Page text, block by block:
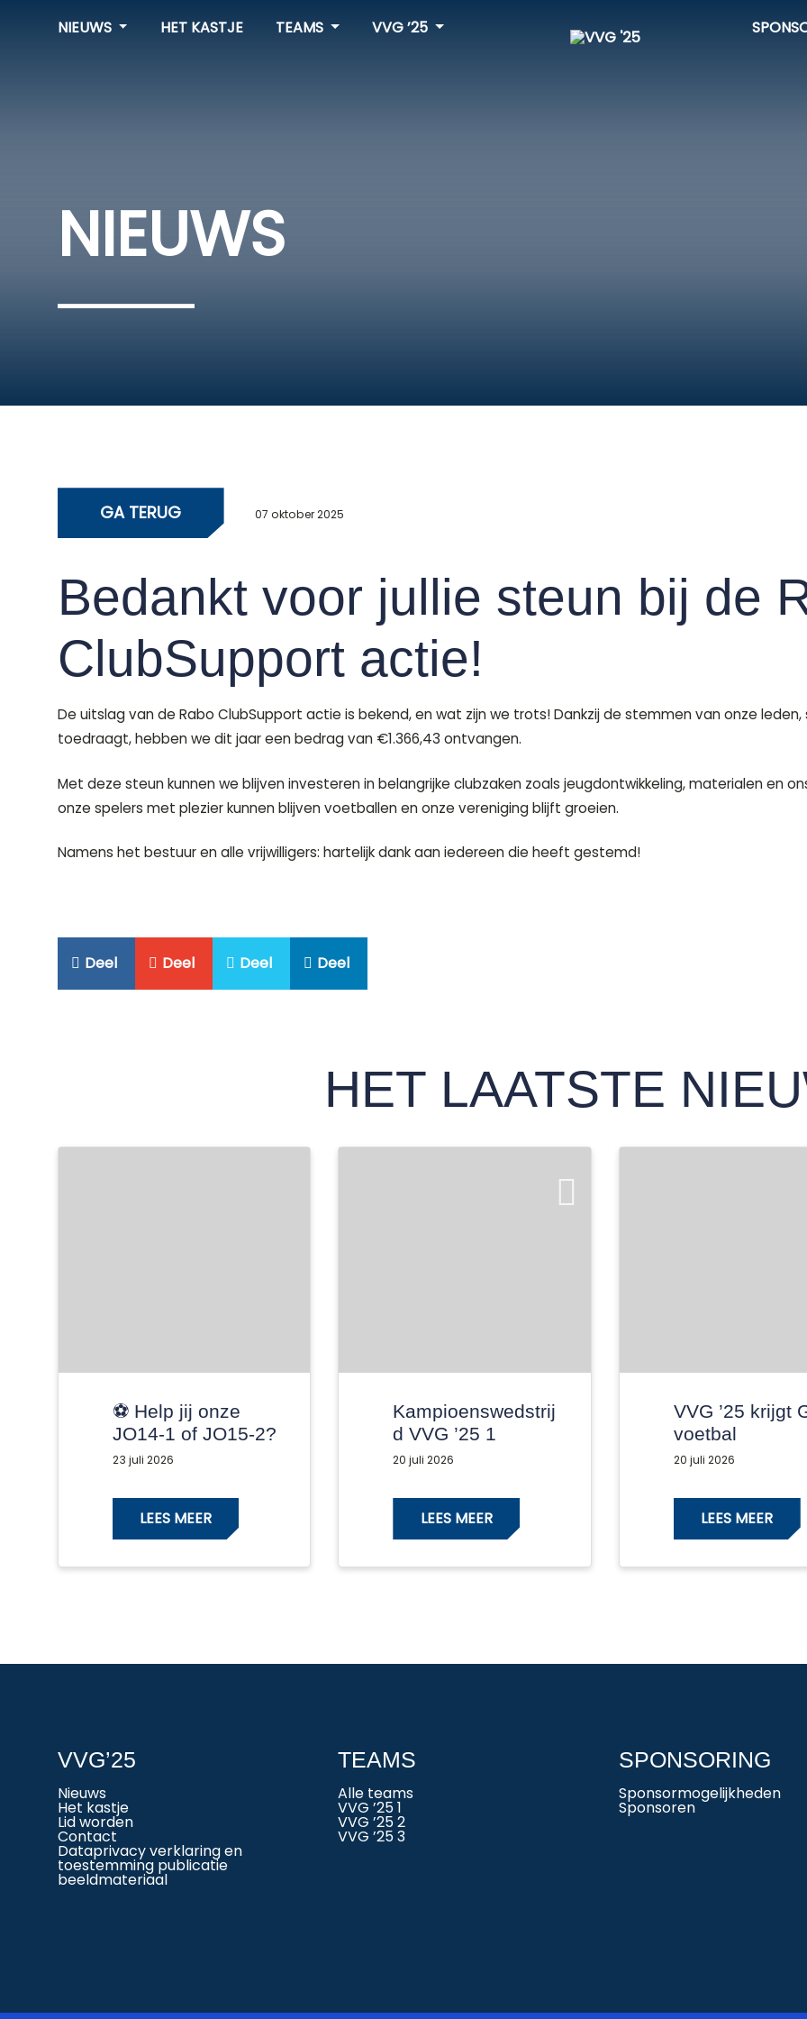
NIEUWS HET KASTJE TEAMS VVG ’25
NIEUWS
GA TERUG 07 oktober 2025
Bedankt voor jullie steun bij de
ClubSupport actie!
De uitslag van de Rabo ClubSupport actie is bekend, en wat zijn we trots! Dankzij de stemmen van onze
toedraagt, hebben we dit jaar een bedrag van €1.366,43 ontvangen.
Met deze steun kunnen we blijven investeren in belangrijke clubzaken zoals jeugdontwikkeling, materialen en
onze spelers met plezier kunnen blijven voetballen en onze vereniging blijft groeien.
Namens het bestuur en alle vrijwilligers: hartelijk dank aan iedereen die heeft gestemd!
Deel Deel Deel Deel
HET LAATSTE
⚽️ Help jij onze
JO14-1 of JO15-2?
💙🤍
23 juli 2026
LEES MEER
Kampioenswedstrij
d VVG ’25 1
2025/2026
20 juli 2026
LEES MEER
VVG ’25 krijgt
voetbal
20 juli 2026
LEES MEER
VVG’25
Nieuws
Het kastje
Lid worden
Contact
Dataprivacy verklaring en
toestemming publicatie
beeldmateriaal
TEAMS
Alle teams
VVG ’25 1
VVG ’25 2
VVG ’25 3
SPONSORING
Sponsormogelijkheden
Sponsoren